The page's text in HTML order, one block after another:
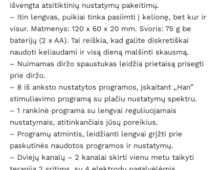
išvengta atsitiktinių nustatymų pakeitimų.
– Itin lengvas, puikiai tinka pasiimti į kelionę, bet kur ir
visur. Matmenys: 120 x 60 x 20 mm. Svoris: 75 g be
baterijų (2 x AA). Tai reiškia, kad galite diskretiškai
naudoti keliaudami ir visą dieną malšinti skausmą.
– Nuimamas diržo spaustukas leidžia prietaisą prisegti
prie diržo.
– 8 iš anksto nustatytos programos, įskaitant „Han”
stimuliavimo programą su plačiu nustatymų spektru.
– 1 rankinė programa su lengvai reguliuojamais
nustatymais, atitinkančiais jūsų poreikius.
– Programų atmintis, leidžianti lengvai grįžti prie
paskutinės naudotos programos ir nustatymų.
– Dviejų kanalų – 2 kanalai skirti vienu metu taikyti